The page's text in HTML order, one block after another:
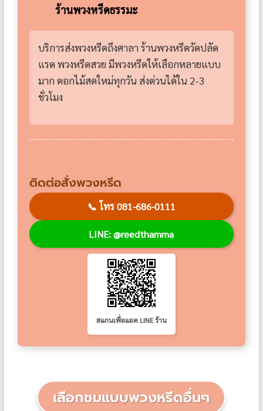
ร้านพวงหรีดธรรมะ
บริการส่งพวงหรีดถึงศาลา ร้านพวงหรีดวัดปลัด
แรด พวงหรีดสวย มีพวงหรีดให้เลือกหลายแบบ
มาก ดอกไม้สดใหม่ทุกวัน ส่งด่วนได้ใน 2-3
ชั่วโมง
ติดต่อสั่งพวงหรีด
📞 โทร 081-686-0111
LINE: @reedthamma
สแกนเพื่อแอด LINE ร้าน
เลือกชมแบบพวงหรีดอื่นๆ